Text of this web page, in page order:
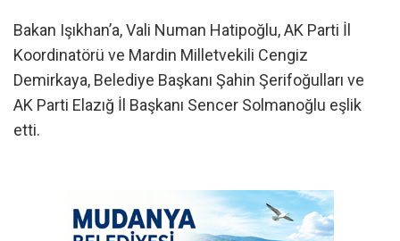
Bakan Işıkhan’a, Vali Numan Hatipoğlu, AK Parti İl
Koordinatörü ve Mardin Milletvekili Cengiz
Demirkaya, Belediye Başkanı Şahin Şerifoğulları ve
AK Parti Elazığ İl Başkanı Sencer Solmanoğlu eşlik
etti.